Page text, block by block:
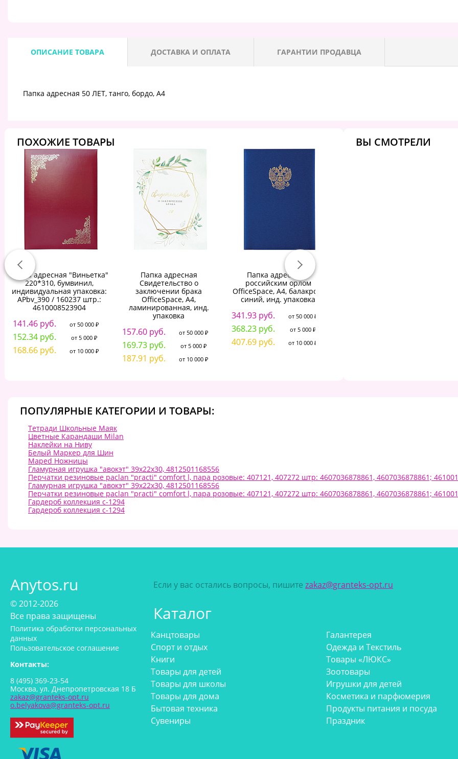
ОПИСАНИЕ ТОВАРА ДОСТАВКА И ОПЛАТА ГАРАНТИИ ПРОДАВЦА
Папка адресная 50 ЛЕТ, танго, бордо, А4
ПОХОЖИЕ ТОВАРЫ
Папка адресная "Виньетка"
220*310, бумвинил,
индивидуальная упаковка:
APbv_390 / 160237 штр.:
4610008523904
141.46 руб. от 50 000 ₽
152.34 руб. от 5 000 ₽
168.66 руб. от 10 000 ₽
Папка адресная
Свидетельство о
заключении брака
OfficeSpace, А4,
ламинированная, инд.
упаковка
157.60 руб. от 50 000 ₽
169.73 руб. от 5 000 ₽
187.91 руб. от 10 000 ₽
Папка адресная с
российским орлом
OfficeSpace, А4, балакрон,
синий, инд. упаковка
341.93 руб. от 50 000 ₽
368.23 руб. от 5 000 ₽
407.69 руб. от 10 000 ₽
ВЫ СМОТРЕЛИ
ПОПУЛЯРНЫЕ КАТЕГОРИИ И ТОВАРЫ:
Тетради Школьные Маяк
Цветные Карандаши Milan
Наклейки на Ниву
Белый Маркер для Шин
Maped Ножницы
Гламурная игрушка "авокэт" 39х22х30, 4812501168556
Перчатки резиновые paclan "practi" comfort l, пара розовые: 407121, 407272 штр: 4607036878861, 4607036878861;
Гламурная игрушка "авокэт" 39х22х30, 4812501168556
Перчатки резиновые paclan "practi" comfort l, пара розовые: 407121, 407272 штр: 4607036878861, 4607036878861;
Гардероб коллекция с-1294
Гардероб коллекция с-1294
Anytos.ru
© 2012-2026
Все права защищены
Политика обработки персональных
данных
Пользовательское соглашение
Контакты:
8 (495) 369-23-54
Москва, ул. Днепропетровская 18 Б
zakaz@granteks-opt.ru
o.belyakova@granteks-opt.ru
Если у вас остались вопросы, пишите zakaz@granteks-opt.ru
Каталог
Канцтовары
Спорт и отдых
Книги
Товары для детей
Товары для школы
Товары для дома
Бытовая техника
Сувениры
Галантерея
Одежда и Текстиль
Товары «ЛЮКС»
Зоотовары
Игрушки для детей
Косметика и парфюмерия
Продукты питания и посуда
Праздник